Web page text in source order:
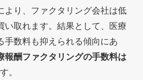
より、ファクタリング会社は低
い取れます。結果として、医療
手数料も抑えられる傾向にあ
報酬ファクタリングの手数料は
。